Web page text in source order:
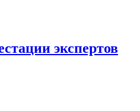
экспертов